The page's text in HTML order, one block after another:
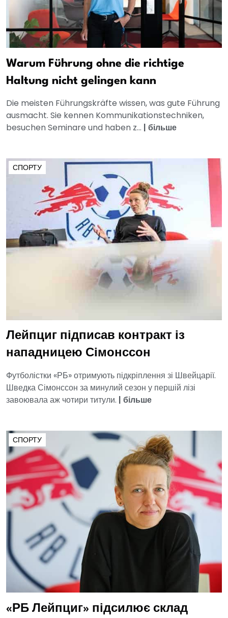
Warum Führung ohne die richtige
Haltung nicht gelingen kann
Die meisten Führungskräfte wissen, was gute Führung
ausmacht. Sie kennen Kommunikationstechniken,
besuchen Seminare und haben z... | більше
СПОРТУ
Лейпциг підписав контракт із
нападницею Сімонссон
Футболістки «РБ» отримують підкріплення зі Швейцарії.
Шведка Сімонссон за минулий сезон у першій лізі
завоювала аж чотири титули. | більше
СПОРТУ
«РБ Лейпциг» підсилює склад